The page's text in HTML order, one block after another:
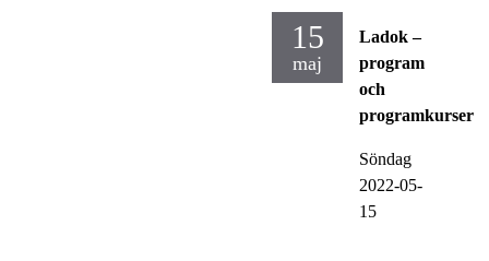
15
maj
Ladok –
program
och
programkurser
Söndag
2022-05-
15